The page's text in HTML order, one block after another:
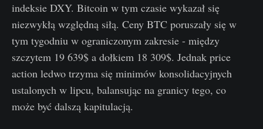
indeksie DXY. Bitcoin w tym czasie wykazał się
niezwykłą względną siłą. Ceny BTC poruszały się w
tym tygodniu w ograniczonym zakresie - między
szczytem 19 639$ a dołkiem 18 309$. Jednak price
action ledwo trzyma się minimów konsolidacyjnych
ustalonych w lipcu, balansując na granicy tego, co
może być dalszą kapitulacją.